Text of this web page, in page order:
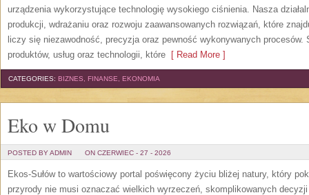
urządzenia wykorzystujące technologię wysokiego ciśnienia. Nasza
produkcji, wdrażaniu oraz rozwoju zaawansowanych rozwiązań, które
liczy się niezawodność, precyzja oraz pewność wykonywanych procesów.
produktów, usług oraz technologii, które [ Read More ]
CATEGORIES: BIZNES, FINANSE, EKONOMIA
Eko w Domu
POSTED BY ADMIN ON CZERWIEC - 27 - 2026
Ekos-Sułów to wartościowy portal poświęcony życiu bliżej natury, który
przyrody nie musi oznaczać wielkich wyrzeczeń, skomplikowanych